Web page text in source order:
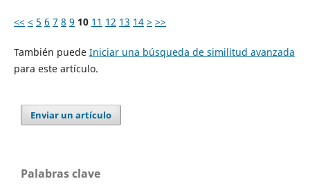
<< < 5 6 7 8 9 10 11 12 13 14 > >>
También puede Iniciar una búsqueda de similitud avanzada
para este artículo.
Enviar un artículo
Palabras clave